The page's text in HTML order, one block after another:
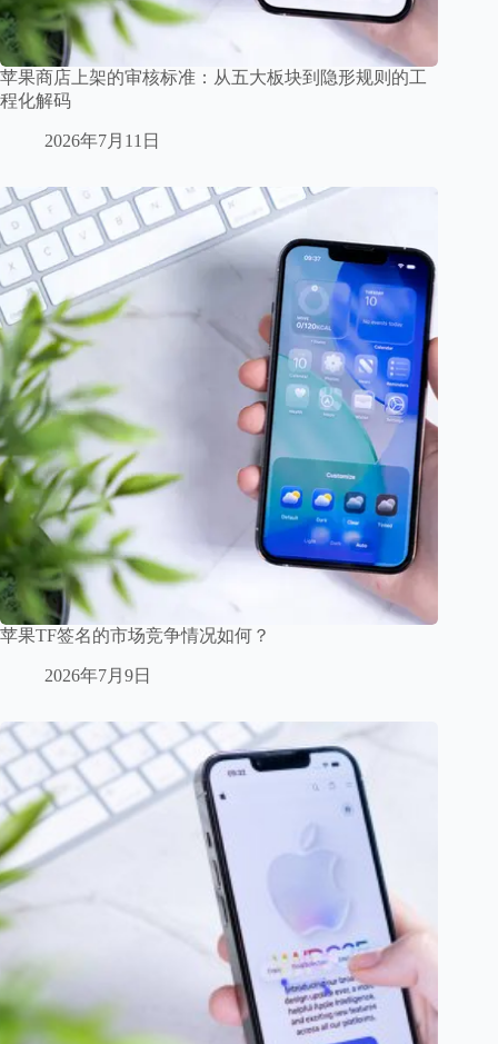
苹果商店上架的审核标准：从五大板块到隐形规则的工
程化解码
2026年7月11日
苹果TF签名的市场竞争情况如何？
2026年7月9日